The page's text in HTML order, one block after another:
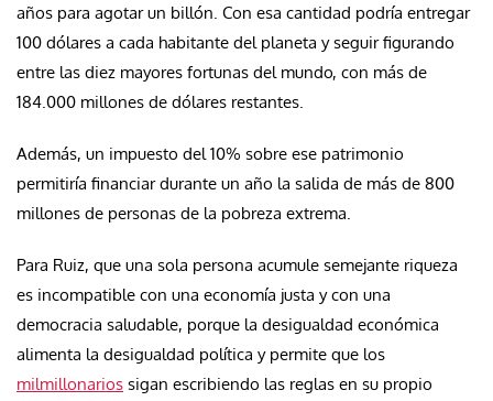
años para agotar un billón. Con esa cantidad podría entregar
100 dólares a cada habitante del planeta y seguir figurando
entre las diez mayores fortunas del mundo, con más de
184.000 millones de dólares restantes.
Además, un impuesto del 10% sobre ese patrimonio
permitiría financiar durante un año la salida de más de 800
millones de personas de la pobreza extrema.
Para Ruiz, que una sola persona acumule semejante riqueza
es incompatible con una economía justa y con una
democracia saludable, porque la desigualdad económica
alimenta la desigualdad política y permite que los
milmillonarios sigan escribiendo las reglas en su propio